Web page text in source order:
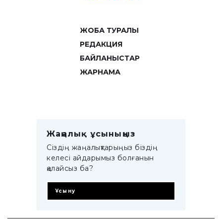
ЖОБА ТУРАЛЫ
РЕДАКЦИЯ
БАЙЛАНЫСТАР
ЖАРНАМА
Жаңалық ұсыныңыз
Сіздің жаңалықтарыңыз біздің
келесі айдарымыз болғанын
қалайсыз ба?
Ұсыну